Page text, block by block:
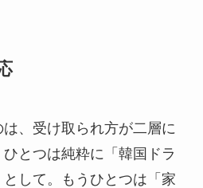
、受け取られ方が二層に
とつは純粋に「韓国ドラ
して。もうひとつは「家